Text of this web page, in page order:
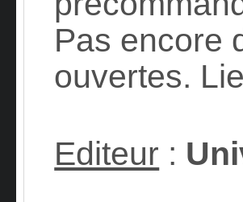
Pas encore
ouvertes.
Editeur :